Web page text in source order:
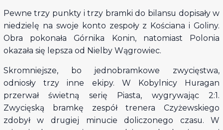
Pewne trzy punkty i trzy bramki do bilansu dopisały w
niedzielę na swoje konto zespoły z Kościana i Goliny.
Obra pokonała Górnika Konin, natomiast Polonia
okazała się lepsza od Nielby Wągrowiec.
Skromniejsze, bo jednobramkowe zwycięstwa,
odniosły trzy inne ekipy. W Kobylnicy Huragan
przerwał świetną serię Piasta, wygrywając 2:1.
Zwycięską bramkę zespół trenera Czyżewskiego
zdobył w drugiej minucie doliczonego czasu. W